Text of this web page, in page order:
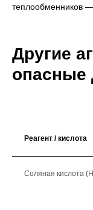
теплообменников
Другие
опасные
Реагент / кислота
Соляная кислота